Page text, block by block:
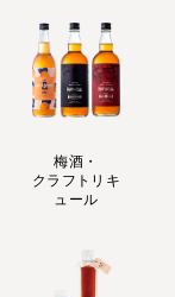
梅酒・
クラフトリキ
ュール